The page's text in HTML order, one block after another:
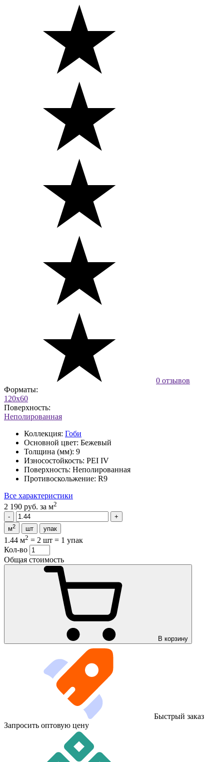
0 отзывов
Форматы:
120x60
Поверхность:
Неполированная
Коллекция: Гоби
Основной цвет: Бежевый
Толщина (мм): 9
Износостойкость: PEI IV
Поверхность: Неполированная
Противоскольжение: R9
Все характеристики
2 190 руб. за м2
м2 шт упак
1.44 м2 = 2 шт = 1 упак
Кол-во
Общая стоимость
В корзину
Быстрый заказ
Запросить оптовую цену